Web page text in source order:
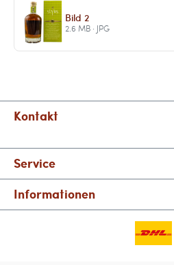
Bild 2
2.6 MB · JPG
Kontakt
Service
Informationen